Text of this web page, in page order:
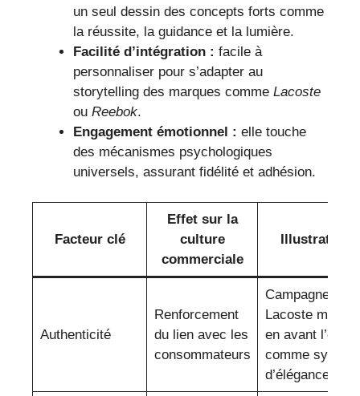
un seul dessin des concepts forts comme
la réussite, la guidance et la lumière.
Facilité d’intégration : facile à
personnaliser pour s’adapter au
storytelling des marques comme Lacoste
ou Reebok.
Engagement émotionnel : elle touche
des mécanismes psychologiques
universels, assurant fidélité et adhésion.
Facteur clé
Effet sur la
culture
commerciale
Illustration
Authenticité
Renforcement
du lien avec les
consommateurs
Campagnes
Lacoste
en avant l’étoile
comme
d’élégance